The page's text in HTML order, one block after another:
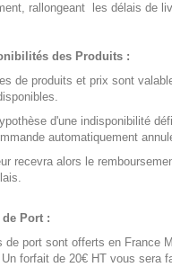
rallongeant les délais de
des Produits :
de produits et prix sont
d'une indisponibilité
automatiquement
recevra alors le
Port :
de port sont offerts en France
forfait de 20€ HT vous sera